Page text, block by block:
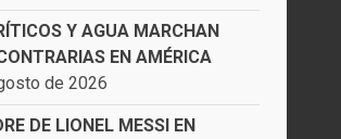
Y AGUA MARCHAN
EN AMÉRICA
de 2026
DE LIONEL MESSI EN